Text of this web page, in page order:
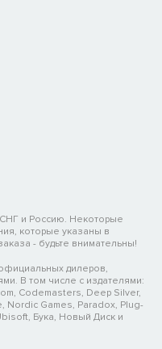
СНГ и Россию. Некоторые
которые указаны в
- будьте внимательны!
дилеров,
В том числе с издателями:
Codemasters, Deep Silver,
Nordic Games, Paradox, Plug-
Бука, Новый Диск и